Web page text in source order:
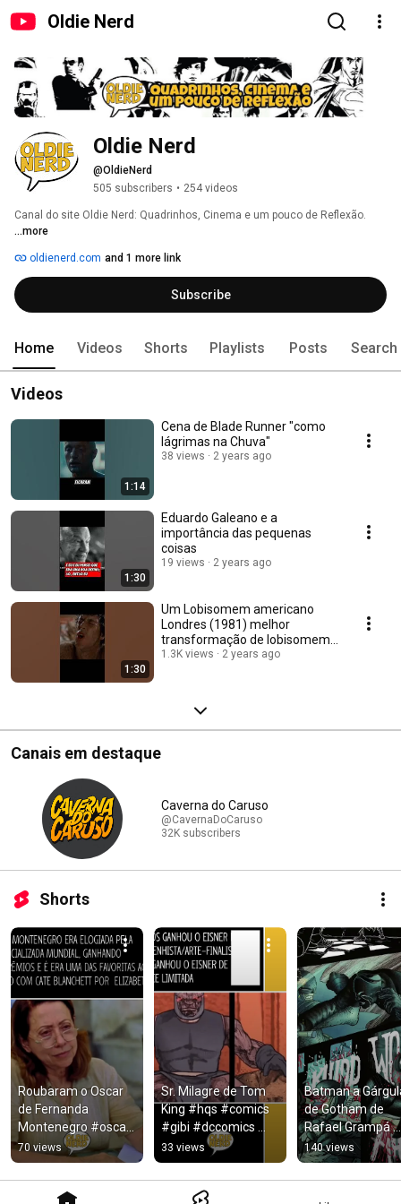
Oldie Nerd
Oldie Nerd
@OldieNerd
505 subscribers • 254 videos
Canal do site Oldie Nerd: Quadrinhos, Cinema e um pouco de Reflexão.
...more
oldienerd.com and 1 more link
Subscribe
Home Videos Shorts Playlists Posts Search
Videos
1:14
Cena de Blade Runner "como
lágrimas na Chuva"
38 views 2 years ago
1:30
Eduardo Galeano e a
importância das pequenas
coisas
19 views 2 years ago
1:30
Um Lobisomem americano
Londres (1981) melhor
transformação de lobisomem
até hoje!!!
1.3K views 2 years ago
Canais em destaque
Caverna do Caruso
@CavernaDoCaruso
32K subscribers
Shorts
Roubaram o Oscar
de Fernanda
Montenegro #oscar
#filmes #cinema
#centraldobrasil
70 views
Sr. Milagre de Tom
King #hqs #comics
#gibi #dccomics
#supermanlegacy
33 views
Batman a
de Gotham de
Rafael Grampá
#batman
#music #film
#comicbook
#quadrinhos
140 views